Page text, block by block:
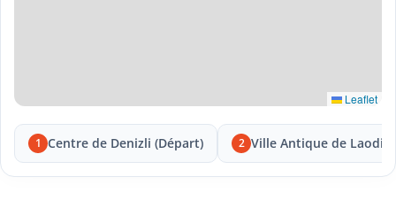
Leaflet
1 Centre de Denizli (Départ) 2 Ville Antique de